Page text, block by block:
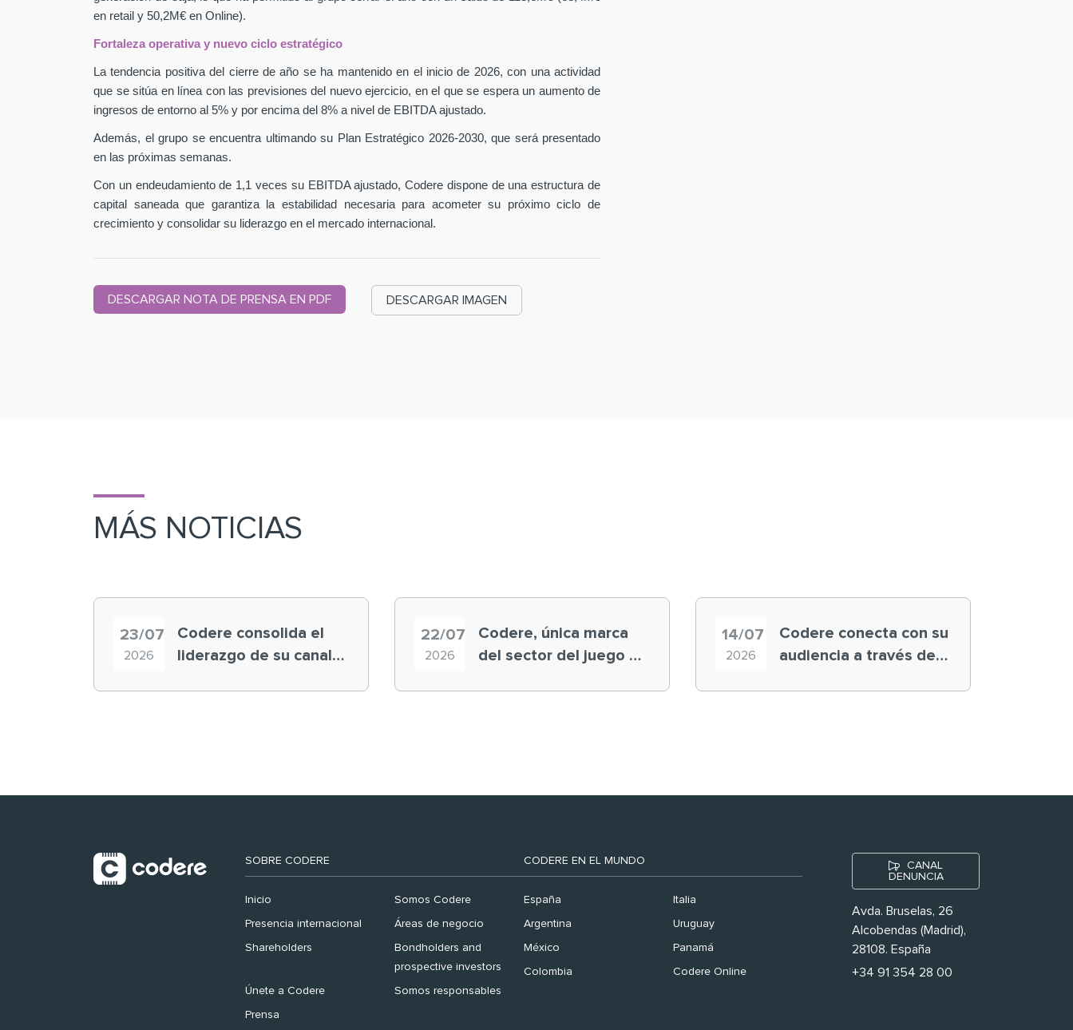
en retail y 50,2M€ en Online).
Fortaleza operativa y nuevo ciclo estratégico
La tendencia positiva del cierre de año se ha mantenido en el inicio de 2026, con una actividad
que se sitúa en línea con las previsiones del nuevo ejercicio, en el que se espera un aumento de
ingresos de entorno al 5% y por encima del 8% a nivel de EBITDA ajustado.
Además, el grupo se encuentra ultimando su Plan Estratégico 2026-2030, que será presentado
en las próximas semanas.
Con un endeudamiento de 1,1 veces su EBITDA ajustado, Codere dispone de una estructura de
capital saneada que garantiza la estabilidad necesaria para acometer su próximo ciclo de
crecimiento y consolidar su liderazgo en el mercado internacional.
DESCARGAR NOTA DE PRENSA EN PDF DESCARGAR IMAGEN
MÁS NOTICIAS
23/07
2026
Codere consolida el
liderazgo de su canal
22/07
2026
Codere, única marca
del sector del juego en
14/07
2026
Codere conecta con su
audiencia a través de
SOBRE CODERE
Inicio Somos Codere
Presencia internacional Áreas de negocio
Shareholders
Bondholders and
prospective investors
Únete a Codere Somos responsables
Prensa
CODERE EN EL MUNDO
España Italia
Argentina Uruguay
México Panamá
Colombia Codere Online
CANAL
DENUNCIA
Avda. Bruselas, 26
Alcobendas (Madrid),
28108. España
+34 91 354 28 00